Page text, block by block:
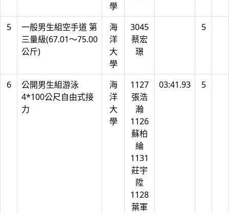
學
5
一般男生組空手道 第
三量級(67.01～75.00
公斤)
海
洋
大
學
3045
蔡宏
璟
5
6
公開男生組游泳
4*100公尺自由式接
力
海
洋
大
學
1127
張浩
瀚
1126
蘇柏
綸
1131
莊宇
陞
1128
葉軍
03:41.93 5